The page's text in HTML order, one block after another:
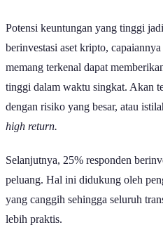
Potensi keuntungan yang tinggi
berinvestasi aset kripto,
memang terkenal dapat
tinggi dalam waktu singkat. Akan
dengan risiko yang besar, atau
high return.
Selanjutnya, 25% responden
peluang. Hal ini didukung oleh
yang canggih sehingga seluruh
lebih praktis.